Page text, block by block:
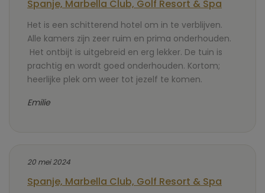
Spanje, Marbella Club, Golf Resort & Spa
Het is een schitterend hotel om in te verblijven.
Alle kamers zijn zeer ruim en prima onderhouden.
Het ontbijt is uitgebreid en erg lekker. De tuin is
prachtig en wordt goed onderhouden. Kortom;
heerlijke plek om weer tot jezelf te komen.
Emilie
20 mei 2024
Spanje, Marbella Club, Golf Resort & Spa